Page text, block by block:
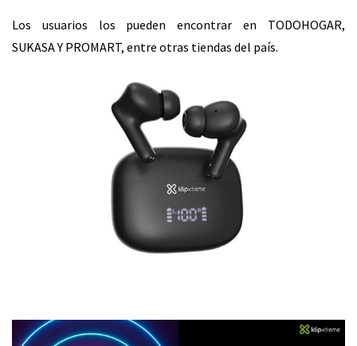
Los usuarios los pueden encontrar en TODOHOGAR,
SUKASA Y PROMART, entre otras tiendas del país.